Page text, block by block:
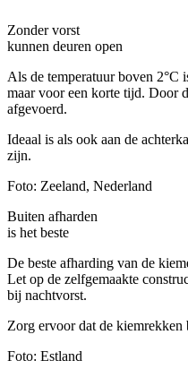
Zonder vorst
kunnen deuren open
Als de temperatuur boven 2°C
maar voor een korte tijd. Door
afgevoerd.
Ideaal is als ook aan de
zijn.
Foto: Zeeland, Nederland
Buiten afharden
is het beste
De beste afharding van de
Let op de zelfgemaakte
bij nachtvorst.
Zorg ervoor dat de
Foto: Estland